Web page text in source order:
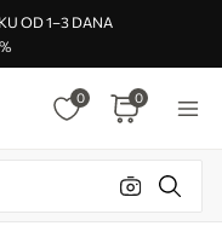
OD 1–3 DANA
0 0